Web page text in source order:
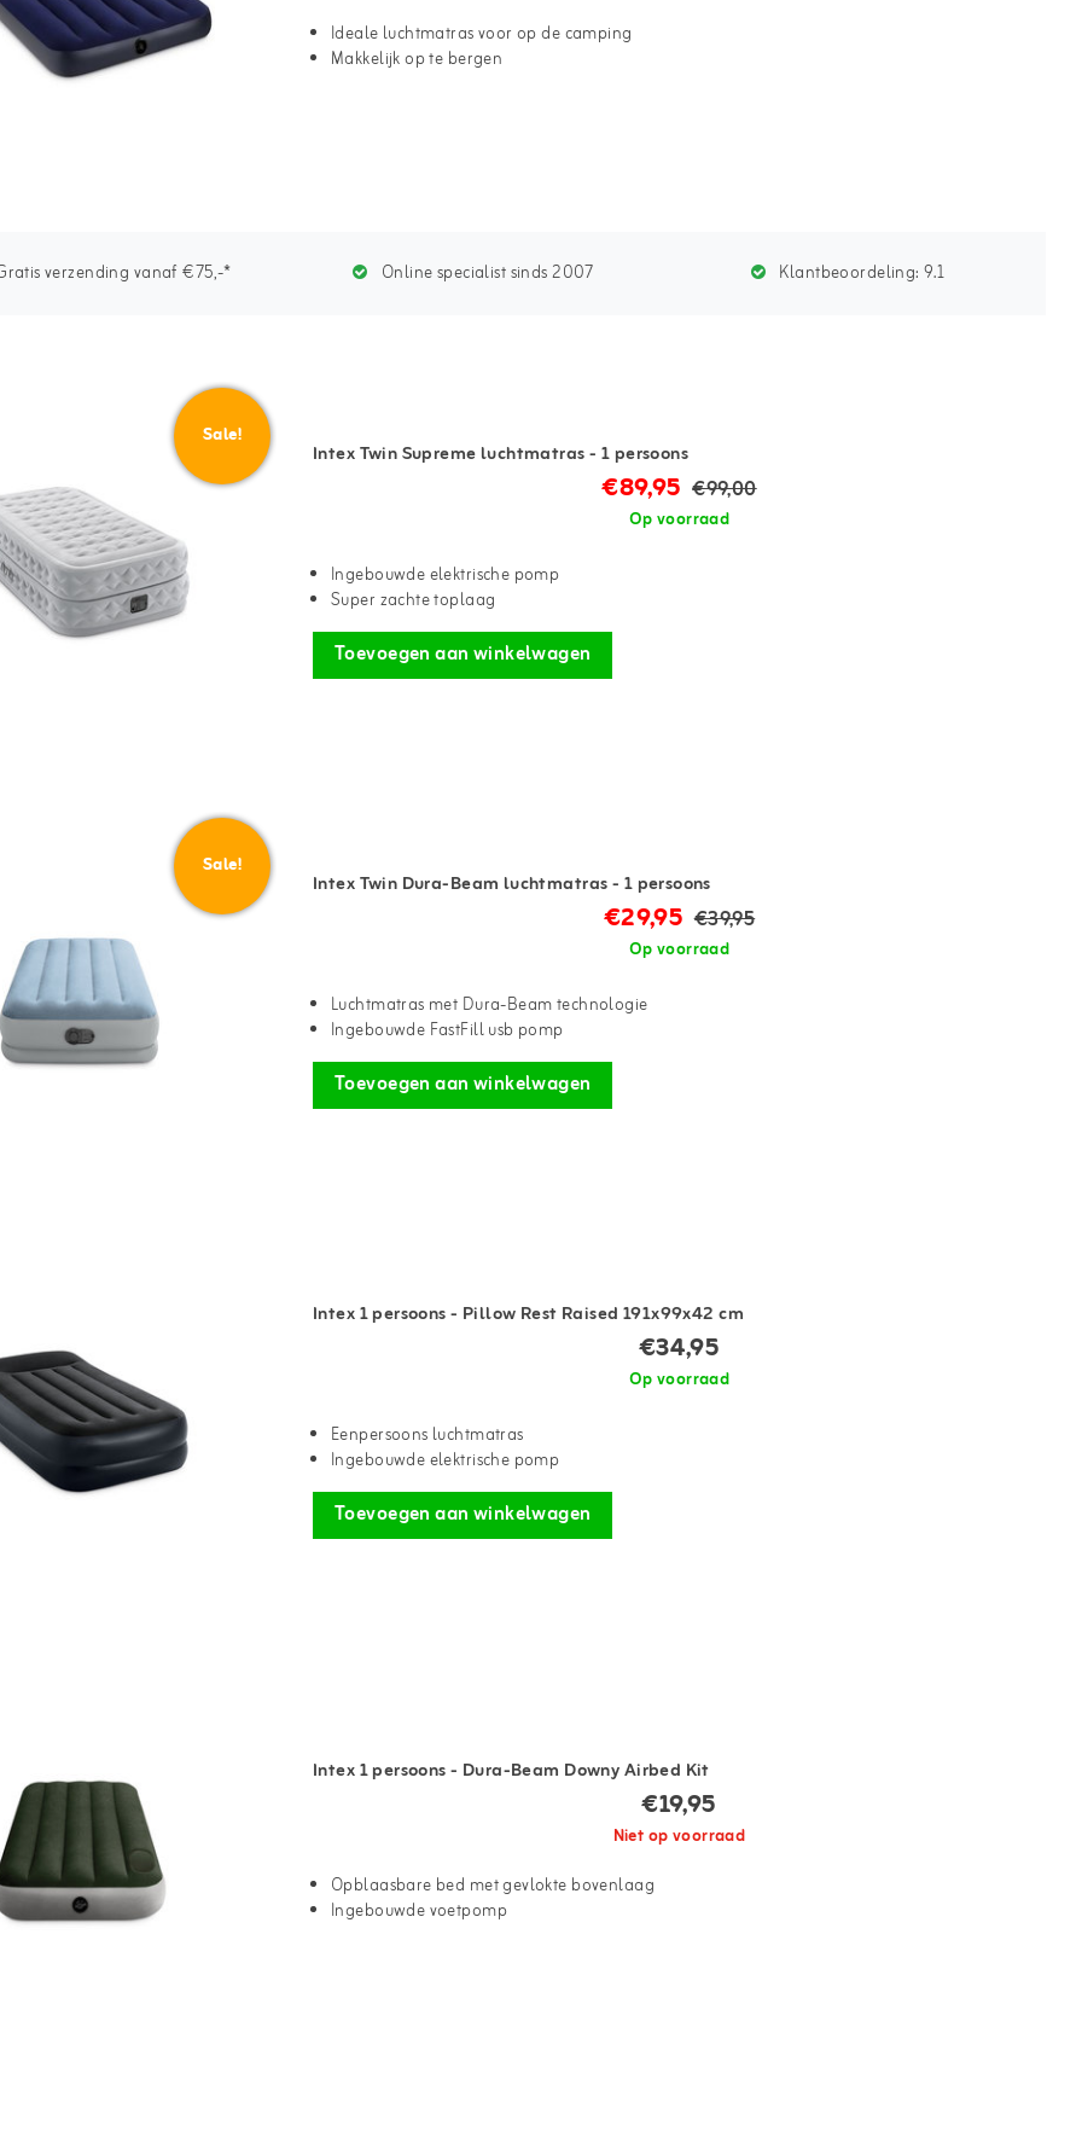
Ideale luchtmatras voor op de camping
Makkelijk op te bergen
verzending vanaf €75,-* Online specialist sinds 2007 Klantbeoordeling:9.1
Sale!
Intex Twin Supreme luchtmatras - 1 persoons
€89,95 €99,00
Op voorraad
Ingebouwde elektrische pomp
Super zachte toplaag
Toevoegen aan winkelwagen
Sale!
Intex Twin Dura-Beam luchtmatras - 1 persoons
€29,95 €39,95
Op voorraad
Luchtmatras met Dura-Beam technologie
Ingebouwde FastFill usb pomp
Toevoegen aan winkelwagen
Intex 1 persoons - Pillow Rest Raised 191x99x42 cm
€34,95
Op voorraad
Eenpersoons luchtmatras
Ingebouwde elektrische pomp
Toevoegen aan winkelwagen
Intex 1 persoons - Dura-Beam Downy Airbed Kit
€19,95
Niet op voorraad
Opblaasbare bed met gevlokte bovenlaag
Ingebouwde voetpomp